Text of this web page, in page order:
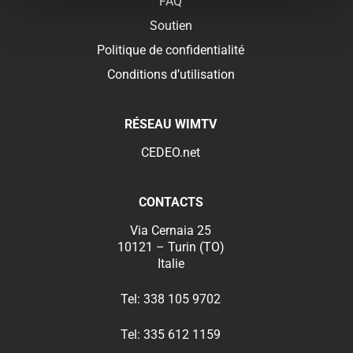
Soutien
Politique de confidentialité
Conditions d’utilisation
RÉSEAU WIMTV
CEDEO.net
CONTACTS
Via Cernaia 25
10121 – Turin (TO)
Italie
Tel: 338 105 9702
Tel: 335 612 1159